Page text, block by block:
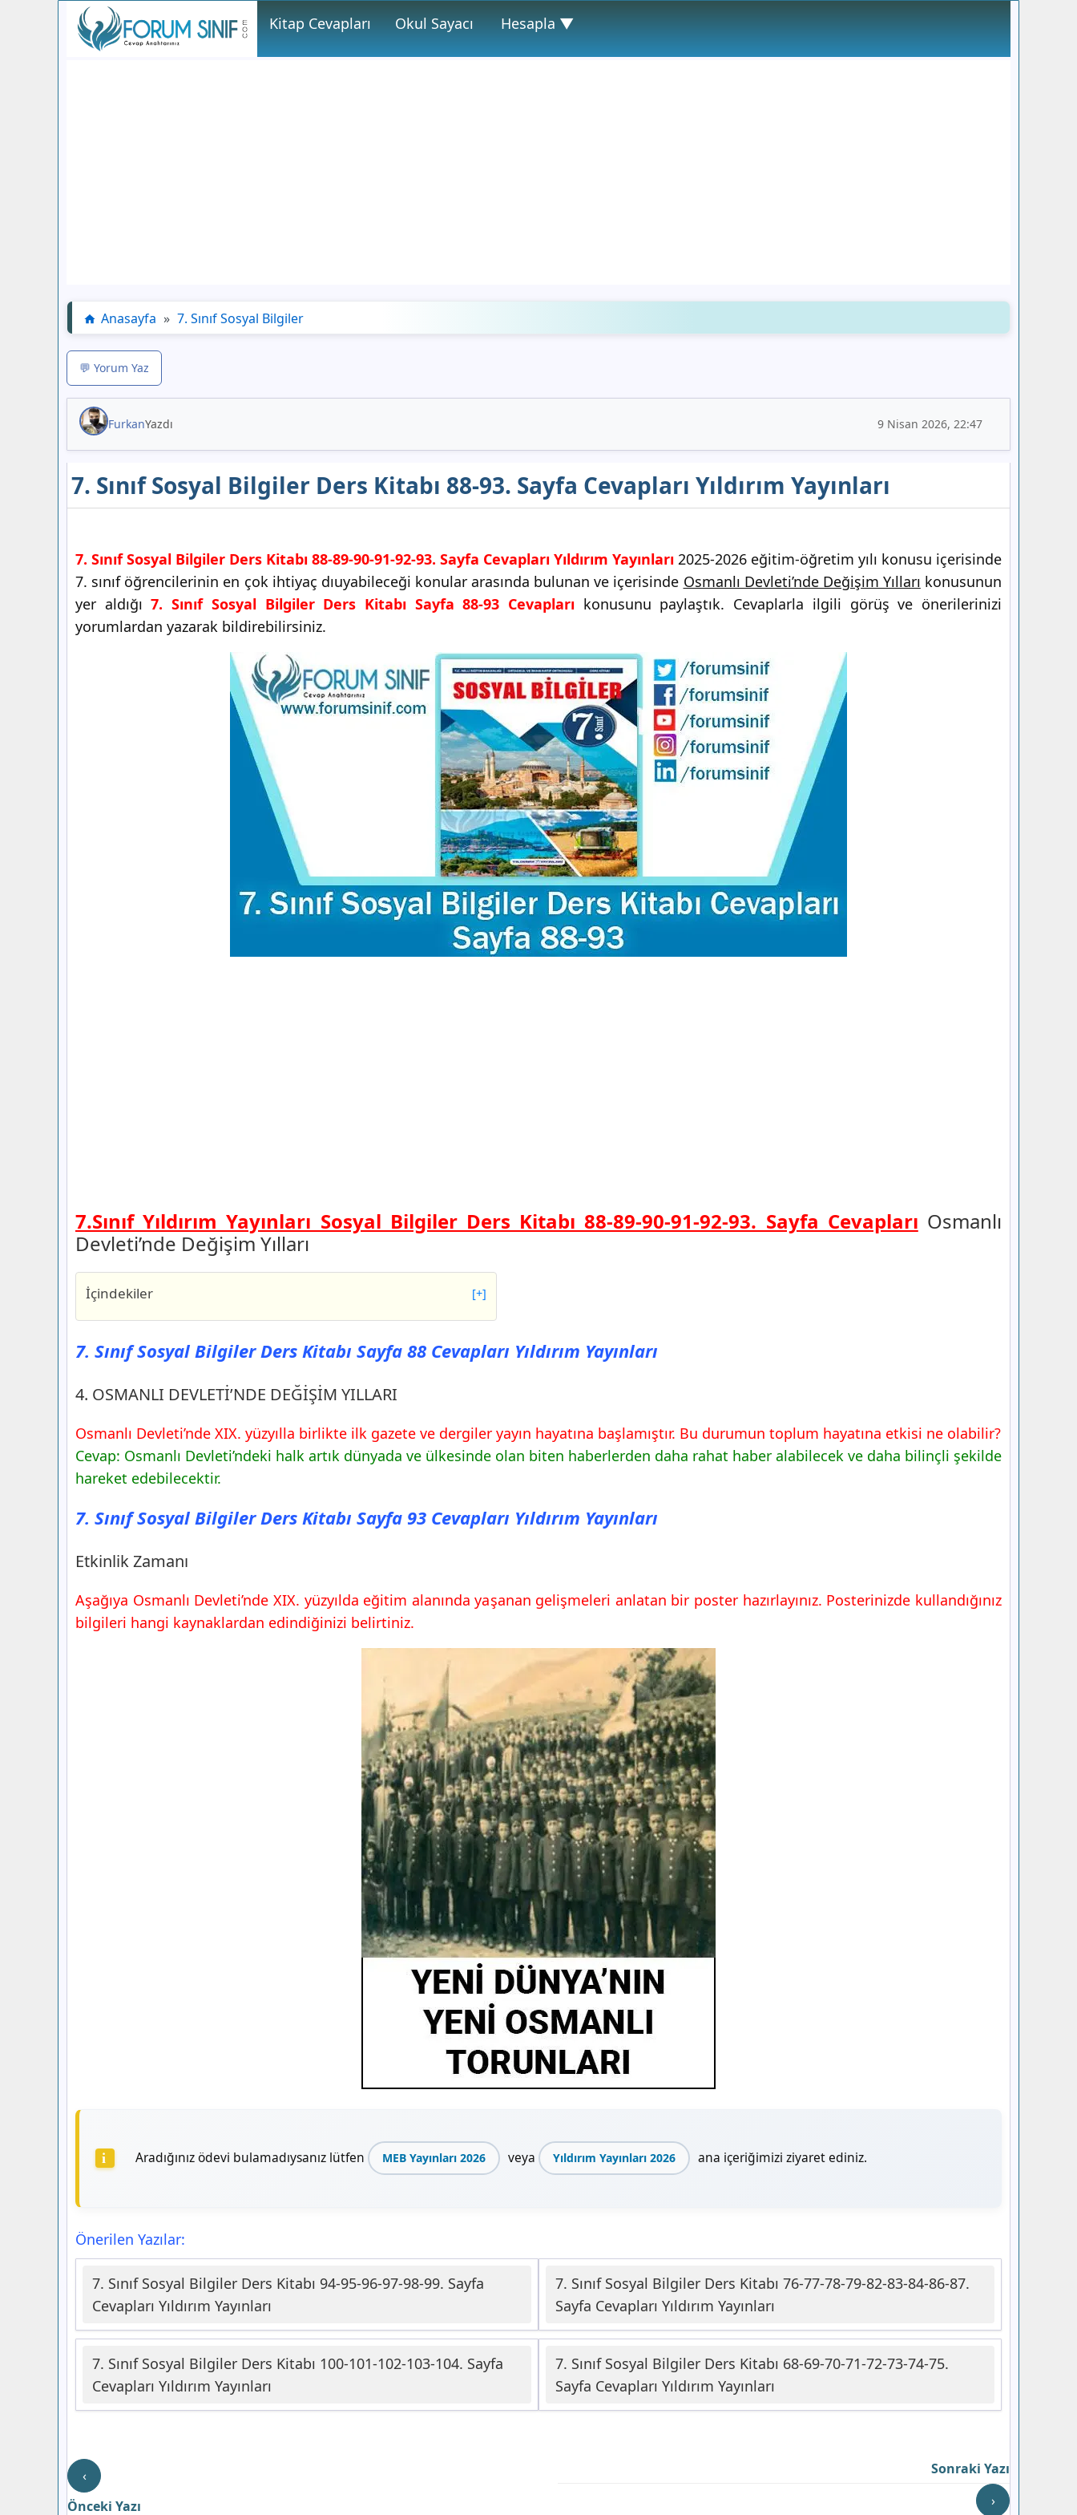
Kitap Cevapları Okul Sayacı Hesapla ▼
Anasayfa » 7. Sınıf Sosyal Bilgiler
💬 Yorum Yaz
FurkanYazdı 9 Nisan 2026, 22:47
7. Sınıf Sosyal Bilgiler Ders Kitabı 88-93. Sayfa Cevapları Yıldırım Yayınları
7. Sınıf Sosyal Bilgiler Ders Kitabı 88-89-90-91-92-93. Sayfa Cevapları Yıldırım Yayınları 2025-2026 eğitim-öğretim yılı konusu içerisinde
7. sınıf öğrencilerinin en çok ihtiyaç dıuyabileceği konular arasında bulunan ve içerisinde Osmanlı Devleti’nde Değişim Yılları konusunun
yer aldığı7. Sınıf Sosyal Bilgiler Ders Kitabı Sayfa 88-93 Cevapları konusunu paylaştık. Cevaplarla ilgili görüş ve önerilerinizi
yorumlardan yazarak bildirebilirsiniz.
7.Sınıf Yıldırım Yayınları Sosyal Bilgiler Ders Kitabı 88-89-90-91-92-93. Sayfa Cevapları Osmanlı
Devleti’nde Değişim Yılları
İçindekiler [+]
7. Sınıf Sosyal Bilgiler Ders Kitabı Sayfa 88 Cevapları
Yıldırım Yayınları
4. OSMANLI DEVLETİ’NDE DEĞİŞİM YILLARI
7. Sınıf Sosyal Bilgiler Ders Kitabı Sayfa 93 Cevapları
Etkinlik Zamanı
7. Sınıf Sosyal Bilgiler Ders Kitabı Sayfa 88 Cevapları Yıldırım Yayınları
4. OSMANLI DEVLETİ’NDE DEĞİŞİM YILLARI
Osmanlı Devleti’nde XIX. yüzyılla birlikte ilk gazete ve dergiler yayın hayatına başlamıştır. Bu durumun toplum hayatına etkisi ne olabilir?
Cevap: Osmanlı Devleti’ndeki halk artık dünyada ve ülkesinde olan biten haberlerden daha rahat haber alabilecek ve daha bilinçli şekilde
hareket edebilecektir.
7. Sınıf Sosyal Bilgiler Ders Kitabı Sayfa 93 Cevapları Yıldırım Yayınları
Etkinlik Zamanı
Aşağıya Osmanlı Devleti’nde XIX. yüzyılda eğitim alanında yaşanan gelişmeleri anlatan bir poster hazırlayınız. Posterinizde kullandığınız
bilgileri hangi kaynaklardan edindiğinizi belirtiniz.
Aradığınız ödevi bulamadıysanız lütfen MEB Yayınları 2026 veya Yıldırım Yayınları 2026 ana içeriğimizi ziyaret ediniz.
Önerilen Yazılar:
7. Sınıf Sosyal Bilgiler Ders Kitabı 94-95-96-97-98-99. Sayfa
Cevapları Yıldırım Yayınları
7. Sınıf Sosyal Bilgiler Ders Kitabı 100-101-102-103-104. Sayfa
Cevapları Yıldırım Yayınları
7. Sınıf Sosyal Bilgiler Ders Kitabı 76-77-78-79-82-83-84-86-87.
Sayfa Cevapları Yıldırım Yayınları
7. Sınıf Sosyal Bilgiler Ders Kitabı 68-69-70-71-72-73-74-75.
Sayfa Cevapları Yıldırım Yayınları
‹
Önceki Yazı
Sonraki Yazı
›